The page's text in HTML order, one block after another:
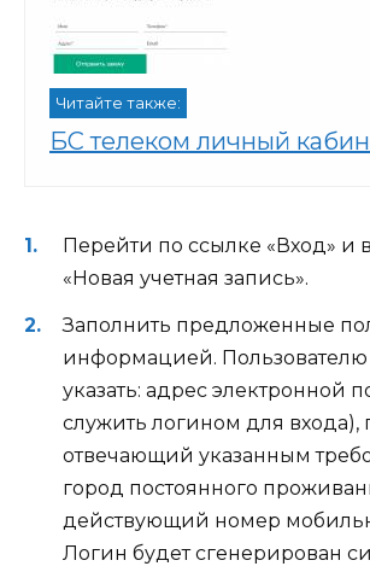
Читайте также:
БС телеком личный
Перейти по ссылке «Вход» и
«Новая учетная запись».
Заполнить предложенные
информацией. Пользователю
указать: адрес электронной
служить логином для входа),
отвечающий указанным
город постоянного
действующий номер
Логин будет сгенерирован